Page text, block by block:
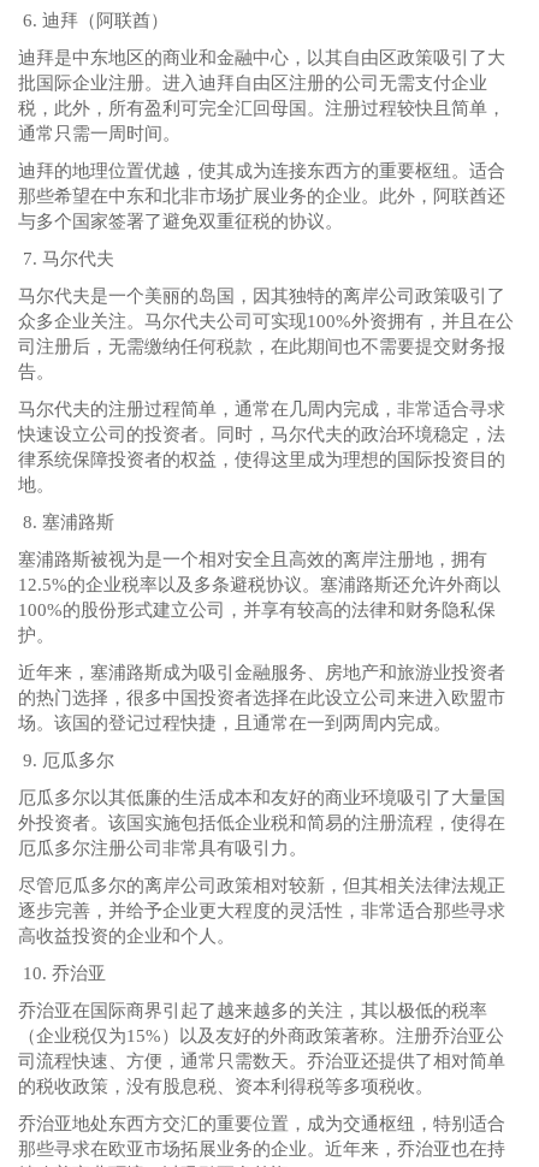
6. 迪拜（阿联酋）
迪拜是中东地区的商业和金融中心，以其自由区政策吸引了大
批国际企业注册。进入迪拜自由区注册的公司无需支付企业
税，此外，所有盈利可完全汇回母国。注册过程较快且简单，
通常只需一周时间。
迪拜的地理位置优越，使其成为连接东西方的重要枢纽。适合
那些希望在中东和北非市场扩展业务的企业。此外，阿联酋还
与多个国家签署了避免双重征税的协议。
7. 马尔代夫
马尔代夫是一个美丽的岛国，因其独特的离岸公司政策吸引了
众多企业关注。马尔代夫公司可实现100%外资拥有，并且在公
司注册后，无需缴纳任何税款，在此期间也不需要提交财务报
告。
马尔代夫的注册过程简单，通常在几周内完成，非常适合寻求
快速设立公司的投资者。同时，马尔代夫的政治环境稳定，法
律系统保障投资者的权益，使得这里成为理想的国际投资目的
地。
8. 塞浦路斯
塞浦路斯被视为是一个相对安全且高效的离岸注册地，拥有
12.5%的企业税率以及多条避税协议。塞浦路斯还允许外商以
100%的股份形式建立公司，并享有较高的法律和财务隐私保
护。
近年来，塞浦路斯成为吸引金融服务、房地产和旅游业投资者
的热门选择，很多中国投资者选择在此设立公司来进入欧盟市
场。该国的登记过程快捷，且通常在一到两周内完成。
9. 厄瓜多尔
厄瓜多尔以其低廉的生活成本和友好的商业环境吸引了大量国
外投资者。该国实施包括低企业税和简易的注册流程，使得在
厄瓜多尔注册公司非常具有吸引力。
尽管厄瓜多尔的离岸公司政策相对较新，但其相关法律法规正
逐步完善，并给予企业更大程度的灵活性，非常适合那些寻求
高收益投资的企业和个人。
10. 乔治亚
乔治亚在国际商界引起了越来越多的关注，其以极低的税率
（企业税仅为15%）以及友好的外商政策著称。注册乔治亚公
司流程快速、方便，通常只需数天。乔治亚还提供了相对简单
的税收政策，没有股息税、资本利得税等多项税收。
乔治亚地处东西方交汇的重要位置，成为交通枢纽，特别适合
那些寻求在欧亚市场拓展业务的企业。近年来，乔治亚也在持